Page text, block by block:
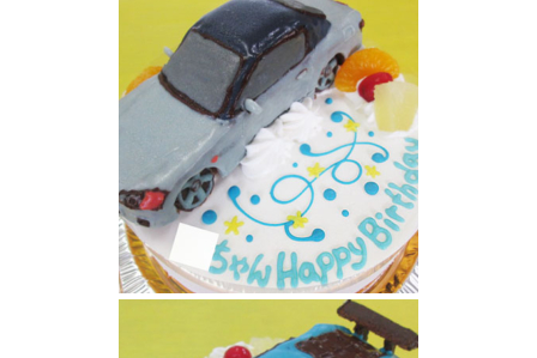
三菱ランサーエボリューション立体ケーキ